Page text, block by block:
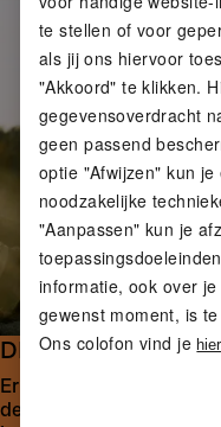
DE ROEP VAN HET
Eriks band met het
de zomers aan het
te stellen of voor
als jij ons hiervoor
"Akkoord" te klikken.
gegevensoverdracht
geen passend
optie "Afwijzen" kun
noodzakelijke
"Aanpassen" kun je
informatie, ook over
gewenst moment, is
Ons colofon vind je hier